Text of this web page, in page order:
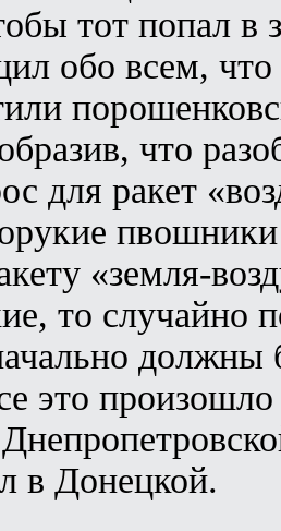
тот попал
обо всем, что
что
для ракет
«земля-
то случайно
должны
это
в Донецкой.